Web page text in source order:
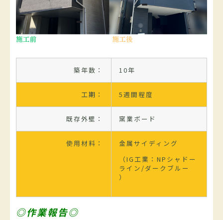
築年数： 10年
工期： 5週間程度
既存外壁： 窯業ボード
使用材料：
金属サイディング
（IG工業：NPシャドー
ライン/ダークブルー
）
◎作業報告◎